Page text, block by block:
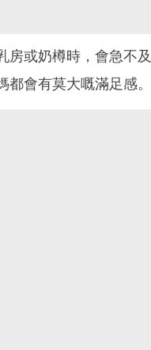
或奶樽時，會急不
會有莫大嘅滿足感。